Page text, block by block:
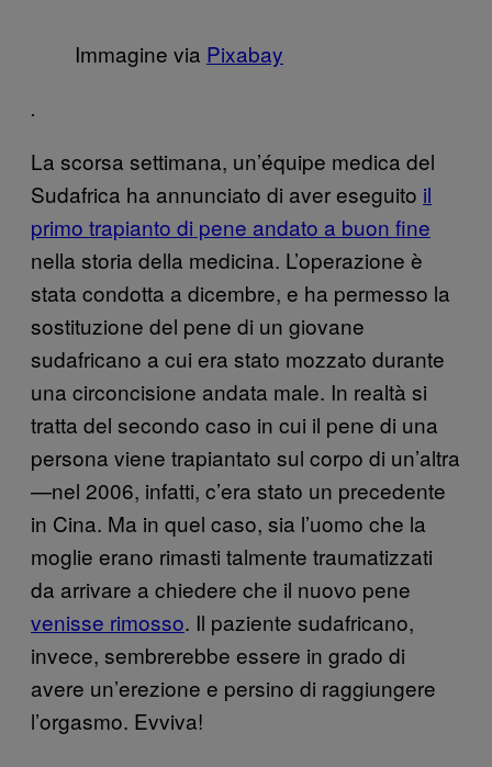
Immagine via Pixabay
.
La scorsa settimana, un’équipe medica del
Sudafrica ha annunciato di aver eseguito il
primo trapianto di pene andato a buon fine
nella storia della medicina. L’operazione è
stata condotta a dicembre, e ha permesso la
sostituzione del pene di un giovane
sudafricano a cui era stato mozzato durante
una circoncisione andata male. In realtà si
tratta del secondo caso in cui il pene di una
persona viene trapiantato sul corpo di un’altra
—nel 2006, infatti, c’era stato un precedente
in Cina. Ma in quel caso, sia l’uomo che la
moglie erano rimasti talmente traumatizzati
da arrivare a chiedere che il nuovo pene
venisse rimosso. Il paziente sudafricano,
invece, sembrerebbe essere in grado di
avere un’erezione e persino di raggiungere
l’orgasmo. Evviva!